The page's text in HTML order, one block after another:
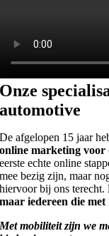
Onze
automotive
De afgelopen 15 jaar
online marketing voor
eerste echte online
mee bezig zijn, maar
hiervoor bij ons terecht.
maar iedereen die
Met mobiliteit zijn we